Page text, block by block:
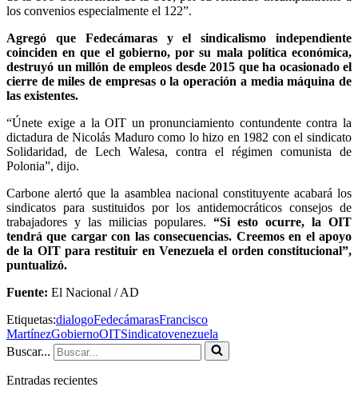
los convenios especialmente el 122”.
Agregó que Fedecámaras y el sindicalismo independiente
coinciden en que el gobierno, por su mala política económica,
destruyó un millón de empleos desde 2015 que ha ocasionado el
cierre de miles de empresas o la operación a media máquina de
las existentes.
“Únete exige a la OIT un pronunciamiento contundente contra la
dictadura de Nicolás Maduro como lo hizo en 1982 con el sindicato
Solidaridad, de Lech Walesa, contra el régimen comunista de
Polonia”, dijo.
Carbone alertó que la asamblea nacional constituyente acabará los
sindicatos para sustituidos por los antidemocráticos consejos de
trabajadores y las milicias populares. “Si esto ocurre, la OIT
tendrá que cargar con las consecuencias. Creemos en el apoyo
de la OIT para restituir en Venezuela el orden constitucional”,
puntualizó.
Fuente: El Nacional / AD
Etiquetas:dialogoFedecámarasFrancisco
MartínezGobiernoOITSindicatovenezuela
Buscar...
Entradas recientes